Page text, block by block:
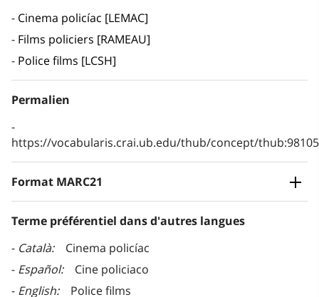
Cinema policíac [LEMAC]
Films policiers [RAMEAU]
Police films [LCSH]
Permalien
https://vocabularis.crai.ub.edu/thub/concept/
Format MARC21
Terme préférentiel dans d'autres langues
Català
Cinema policíac
Español
Cine policiaco
English
Police films